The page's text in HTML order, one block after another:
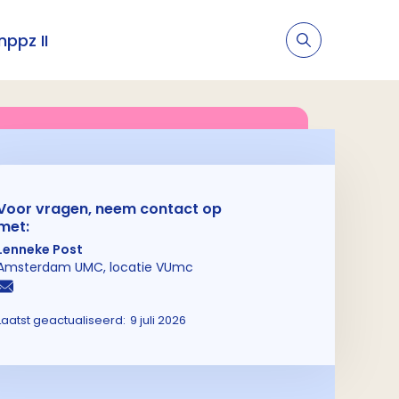
II
vragen, neem contact op
Post
UMC, locatie VUmc
geactualiseerd: 9 juli 2026